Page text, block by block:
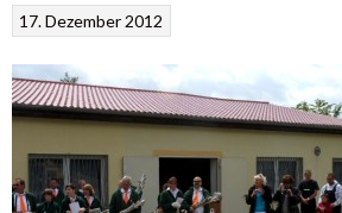
17. Dezember 2012